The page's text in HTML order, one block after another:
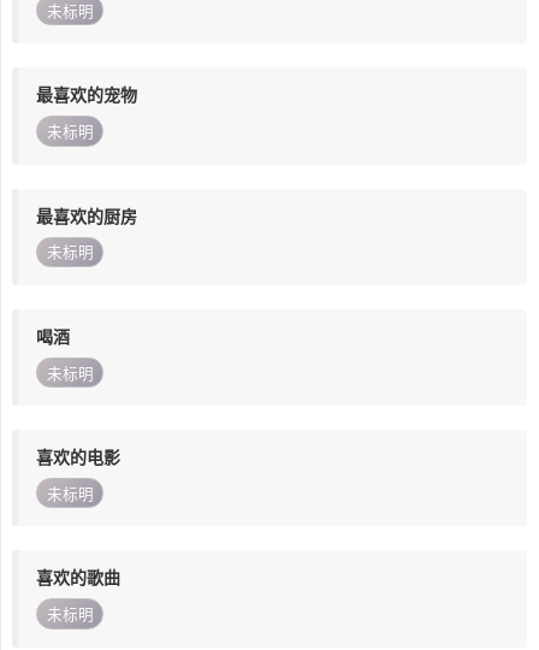
未标明
最喜欢的宠物
未标明
最喜欢的厨房
未标明
喝酒
未标明
喜欢的电影
未标明
喜欢的歌曲
未标明